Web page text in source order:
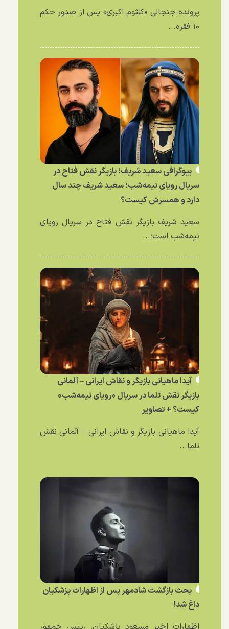
پرونده جنجالی «کلثوم اکبری» پس از صدور حکم
۱۰ فقره...
بیوگرافی سعید شریف؛ بازیگر نقش فتاح در
سریال رویای نیمه‌شب؛ سعید شریف چند سال
دارد و همسرش کیست؟
سعید شریف بازیگر نقش فتاح در سریال رویای
نیمه‌شب است؛...
آیدا ماهیانی بازیگر و نقاش ایرانی – آلمانی
بازیگر نقش تلما در سریال «رویای نیمه‌شب»
کیست؟ + تصاویر
آیدا ماهیانی بازیگر و نقاش ایرانی – آلمانی نقش
تلما...
بحث بازگشت شادمهر پس از اظهارات پزشکیان
داغ شد!